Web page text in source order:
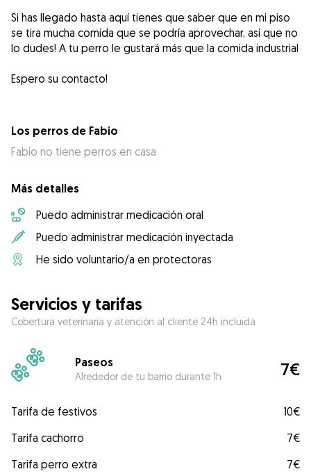
Si has llegado hasta aquí tienes que saber que en mi piso
se tira mucha comida que se podría aprovechar, así que no
lo dudes! A tu perro le gustará más que la comida industrial
Espero su contacto!
Los perros de Fabio
Fabio no tiene perros en casa
Más detalles
Puedo administrar medicación oral
Puedo administrar medicación inyectada
He sido voluntario/a en protectoras
Servicios y tarifas
Cobertura veterinaria y atención al cliente 24h incluida
Paseos
Alrededor de tu barrio durante 1h 7€
Tarifa de festivos
10€
Tarifa cachorro
7€
Tarifa perro extra
7€